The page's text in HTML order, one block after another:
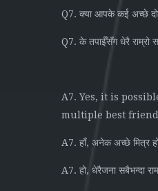
Q7. क्या आपके कई अच्छे
Q7. के तपाईँसँग धेरै राम्रो
A7. Yes, it is
multiple best
A7. हाँ, अनेक अच्छे मित्र
A7. हो, धेरैजना सबैभन्दा